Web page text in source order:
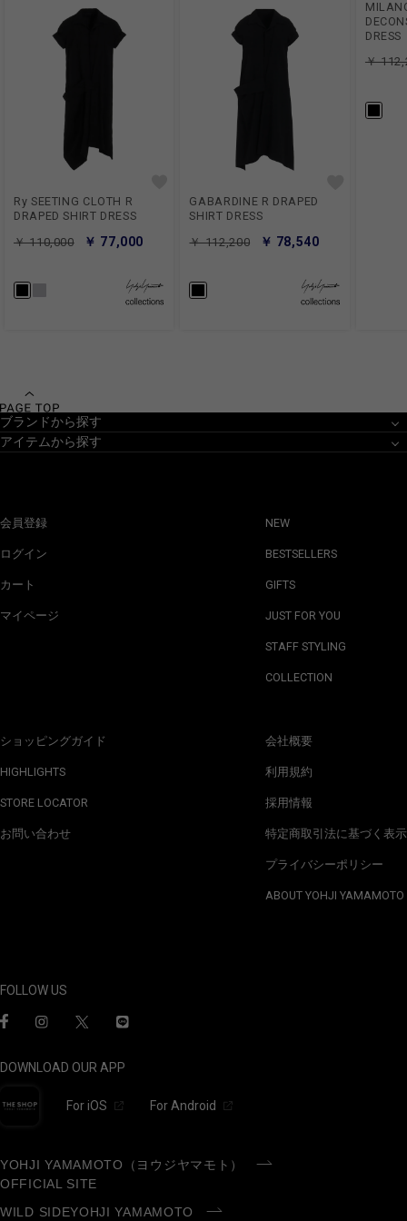
Ry SEETING CLOTH R
DRAPED SHIRT DRESS
￥ 110,000
￥ 77,000
GABARDINE R DRAPED
SHIRT DRESS
￥ 112,200
￥ 78,540
DRESS
￥
ブランドから探す
アイテムから探す
会員登録
ログイン
カート
マイページ
ショッピングガイド
HIGHLIGHTS
STORE LOCATOR
お問い合わせ
NEW
BESTSELLERS
GIFTS
JUST FOR YOU
STAFF STYLING
COLLECTION
会社概要
利用規約
採用情報
特定商取引法に基づく表示
プライバシーポリシー
ABOUT YOHJI YAMAMOTO
FOLLOW US
DOWNLOAD OUR APP
For iOS For Android
YOHJI YAMAMOTO（ヨウジヤマモト）
OFFICIAL SITE
WILD SIDEYOHJI YAMAMOTO